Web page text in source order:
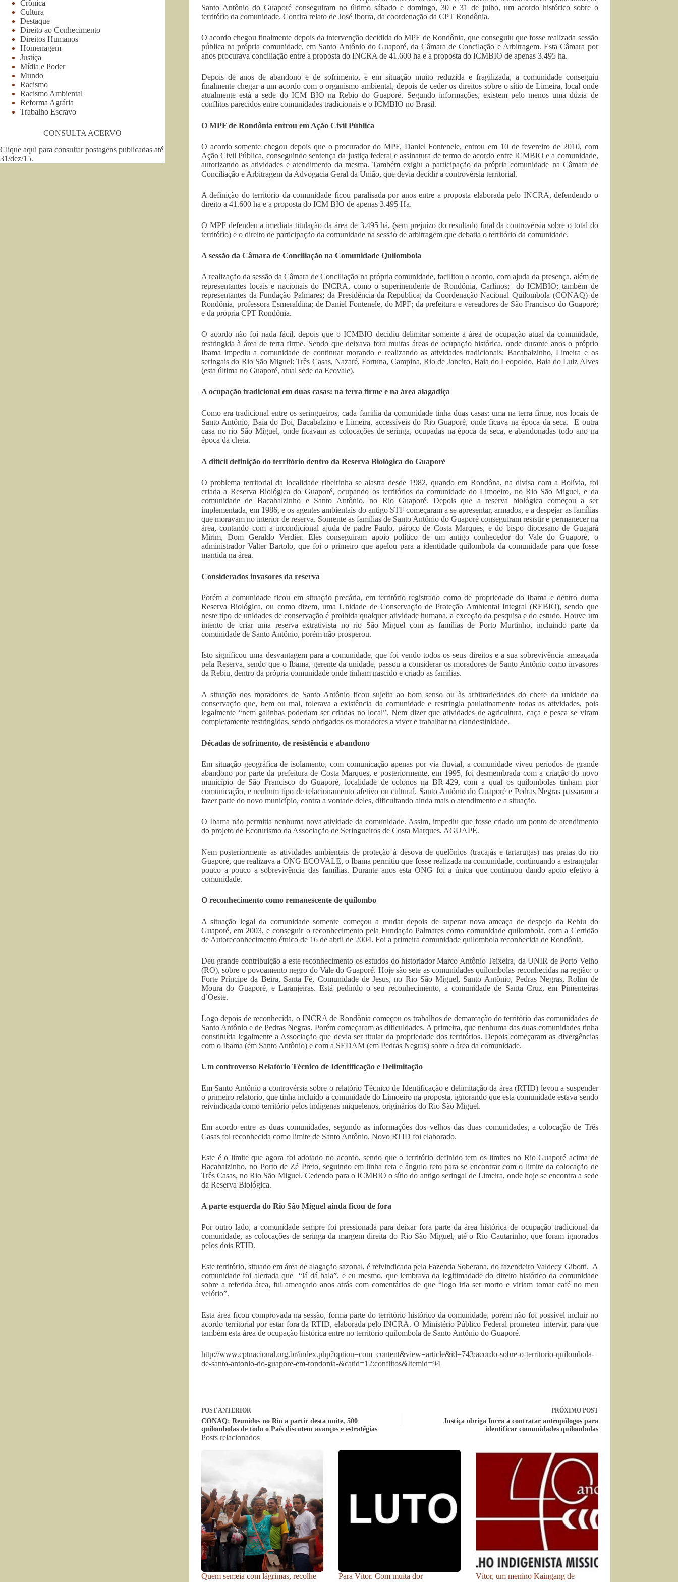
Santo Antônio do Guaporé conseguiram no último sábado e domingo, 30 e 31 de julho, um acordo histórico sobre o
território da comunidade. Confira relato de José Iborra, da coordenação da CPT Rondônia.
O acordo chegou finalmente depois da intervenção decidida do MPF de Rondônia, que conseguiu que fosse realizada sessão
pública na própria comunidade, em Santo Antônio do Guaporé, da Câmara de Concilação e Arbitragem. Esta Câmara por
anos procurava conciliação entre a proposta do INCRA de 41.600 ha e a proposta do ICMBIO de apenas 3.495 ha.
Depois de anos de abandono e de sofrimento, e em situação muito reduzida e fragilizada, a comunidade conseguiu
finalmente chegar a um acordo com o organismo ambiental, depois de ceder os direitos sobre o sítio de Limeira, local onde
atualmente está a sede do ICM BIO na Rebio do Guaporé. Segundo informações, existem pelo menos uma dúzia de
conflitos parecidos entre comunidades tradicionais e o ICMBIO no Brasil.
O MPF de Rondônia entrou em Ação Civil Pública
O acordo somente chegou depois que o procurador do MPF, Daniel Fontenele, entrou em 10 de fevereiro de 2010, com
Ação Civil Pública, conseguindo sentença da justiça federal e assinatura de termo de acordo entre ICMBIO e a comunidade,
autorizando as atividades e atendimento da mesma. Também exigiu a participação da própria comunidade na Câmara de
Conciliação e Arbitragem da Advogacia Geral da União, que devia decidir a controvérsia territorial.
A definição do território da comunidade ficou paralisada por anos entre a proposta elaborada pelo INCRA, defendendo o
direito a 41.600 ha e a proposta do ICM BIO de apenas 3.495 Ha.
O MPF defendeu a imediata titulação da área de 3.495 há, (sem prejuízo do resultado final da controvérsia sobre o total do
território) e o direito de participação da comunidade na sessão de arbitragem que debatia o território da comunidade.
A sessão da Câmara de Conciliação na Comunidade Quilombola
A realização da sessão da Câmara de Conciliação na própria comunidade, facilitou o acordo, com ajuda da presença, além de
representantes locais e nacionais do INCRA, como o superinendente de Rondônia, Carlinos; do ICMBIO; também de
representantes da Fundação Palmares; da Presidência da República; da Coordenação Nacional Quilombola (CONAQ) de
Rondônia, professora Esmeraldina; de Daniel Fontenele, do MPF; da prefeitura e vereadores de São Francisco do Guaporé;
e da própria CPT Rondônia.
O acordo não foi nada fácil, depois que o ICMBIO decidiu delimitar somente a área de ocupação atual da comunidade,
restringida à área de terra firme. Sendo que deixava fora muitas áreas de ocupação histórica, onde durante anos o próprio
Ibama impediu a comunidade de continuar morando e realizando as atividades tradicionais: Bacabalzinho, Limeira e os
seringais do Rio São Miguel: Três Casas, Nazaré, Fortuna, Campina, Rio de Janeiro, Baia do Leopoldo, Baia do Luiz Alves
(esta última no Guaporé, atual sede da Ecovale).
A ocupação tradicional em duas casas: na terra firme e na área alagadiça
Como era tradicional entre os seringueiros, cada família da comunidade tinha duas casas: uma na terra firme, nos locais de
Santo Antônio, Baia do Boi, Bacabalzino e Limeira, accessíveis do Rio Guaporé, onde ficava na época da seca. E outra
casa no rio São Miguel, onde ficavam as colocações de seringa, ocupadas na época da seca, e abandonadas todo ano na
época da cheia.
A difícil definição do território dentro da Reserva Biológica do Guaporé
O problema territorial da localidade ribeirinha se alastra desde 1982, quando em Rondôna, na divisa com a Bolívia, foi
criada a Reserva Biológica do Guaporé, ocupando os territórios da comunidade do Limoeiro, no Rio São Miguel, e da
comunidade de Bacabalzinho e Santo Antônio, no Rio Guaporé. Depois que a reserva biológica começou a ser
implementada, em 1986, e os agentes ambientais do antigo STF começaram a se apresentar, armados, e a despejar as famílias
que moravam no interior de reserva. Somente as famílias de Santo Antônio do Guaporé conseguiram resistir e permanecer na
área, contando com a incondicional ajuda de padre Paulo, pároco de Costa Marques, e do bispo diocesano de Guajará
Mirim, Dom Geraldo Verdier. Eles conseguiram apoio político de um antigo conhecedor do Vale do Guaporé, o
administrador Valter Bartolo, que foi o primeiro que apelou para a identidade quilombola da comunidade para que fosse
mantida na área.
Considerados invasores da reserva
Porém a comunidade ficou em situação precária, em território registrado como de propriedade do Ibama e dentro duma
Reserva Biológica, ou como dizem, uma Unidade de Conservação de Proteção Ambiental Integral (REBIO), sendo que
neste tipo de unidades de conservação é proibida qualquer atividade humana, a exceção da pesquisa e do estudo. Houve um
intento de criar uma reserva extrativista no rio São Miguel com as famílias de Porto Murtinho, incluindo parte da
comunidade de Santo Antônio, porém não prosperou.
Isto significou uma desvantagem para a comunidade, que foi vendo todos os seus direitos e a sua sobrevivência ameaçada
pela Reserva, sendo que o Ibama, gerente da unidade, passou a considerar os moradores de Santo Antônio como invasores
da Rebiu, dentro da própria comunidade onde tinham nascido e criado as famílias.
A situação dos moradores de Santo Antônio ficou sujeita ao bom senso ou às arbitrariedades do chefe da unidade da
conservação que, bem ou mal, tolerava a existência da comunidade e restringia paulatinamente todas as atividades, pois
legalmente “nem galinhas poderiam ser criadas no local”. Nem dizer que atividades de agricultura, caça e pesca se viram
completamente restringidas, sendo obrigados os moradores a viver e trabalhar na clandestinidade.
Décadas de sofrimento, de resistência e abandono
Em situação geográfica de isolamento, com comunicação apenas por via fluvial, a comunidade viveu períodos de grande
abandono por parte da prefeitura de Costa Marques, e posteriormente, em 1995, foi desmembrada com a criação do novo
município de São Francisco do Guaporé, localidade de colonos na BR-429, com a qual os quilombolas tinham pior
comunicação, e nenhum tipo de relacionamento afetivo ou cultural. Santo Antônio do Guaporé e Pedras Negras passaram a
fazer parte do novo município, contra a vontade deles, dificultando ainda mais o atendimento e a situação.
O Ibama não permitia nenhuma nova atividade da comunidade. Assim, impediu que fosse criado um ponto de atendimento
do projeto de Ecoturismo da Associação de Seringueiros de Costa Marques, AGUAPÉ.
Nem posteriormente as atividades ambientais de proteção à desova de quelônios (tracajás e tartarugas) nas praias do rio
Guaporé, que realizava a ONG ECOVALE, o Ibama permitiu que fosse realizada na comunidade, continuando a estrangular
pouco a pouco a sobrevivência das famílias. Durante anos esta ONG foi a única que continuou dando apoio efetivo à
comunidade.
O reconhecimento como remanescente de quilombo
A situação legal da comunidade somente começou a mudar depois de superar nova ameaça de despejo da Rebiu do
Guaporé, em 2003, e conseguir o reconhecimento pela Fundação Palmares como comunidade quilombola, com a Certidão
de Autoreconhecimento étnico de 16 de abril de 2004. Foi a primeira comunidade quilombola reconhecida de Rondônia.
Deu grande contribuição a este reconhecimento os estudos do historiador Marco Antônio Teixeira, da UNIR de Porto Velho
(RO), sobre o povoamento negro do Vale do Guaporé. Hoje são sete as comunidades quilombolas reconhecidas na região: o
Forte Príncipe da Beira, Santa Fé, Comunidade de Jesus, no Rio São Miguel, Santo Antônio, Pedras Negras, Rolim de
Moura do Guaporé, e Laranjeiras. Está pedindo o seu reconhecimento, a comunidade de Santa Cruz, em Pimenteiras
d`Oeste.
Logo depois de reconhecida, o INCRA de Rondônia começou os trabalhos de demarcação do território das comunidades de
Santo Antônio e de Pedras Negras. Porém começaram as dificuldades. A primeira, que nenhuma das duas comunidades tinha
constituída legalmente a Associação que devia ser titular da propriedade dos territórios. Depois começaram as divergências
com o Ibama (em Santo Antônio) e com a SEDAM (em Pedras Negras) sobre a área da comunidade.
Um controverso Relatório Técnico de Identificação e Delimitação
Em Santo Antônio a controvérsia sobre o relatório Técnico de Identificação e delimitação da área (RTID) levou a suspender
o primeiro relatório, que tinha incluído a comunidade do Limoeiro na proposta, ignorando que esta comunidade estava sendo
reivindicada como território pelos indígenas miquelenos, originários do Rio São Miguel.
Em acordo entre as duas comunidades, segundo as informações dos velhos das duas comunidades, a colocação de Três
Casas foi reconhecida como limite de Santo Antônio. Novo RTID foi elaborado.
Este é o limite que agora foi adotado no acordo, sendo que o território definido tem os limites no Rio Guaporé acima de
Bacabalzinho, no Porto de Zé Preto, seguindo em linha reta e ângulo reto para se encontrar com o limite da colocação de
Três Casas, no Rio São Miguel. Cedendo para o ICMBIO o sítio do antigo seringal de Limeira, onde hoje se encontra a sede
da Reserva Biológica.
A parte esquerda do Rio São Miguel ainda ficou de fora
Por outro lado, a comunidade sempre foi pressionada para deixar fora parte da área histórica de ocupação tradicional da
comunidade, as colocações de seringa da margem direita do Rio São Miguel, até o Rio Cautarinho, que foram ignorados
pelos dois RTID.
Este território, situado em área de alagação sazonal, é reivindicada pela Fazenda Soberana, do fazendeiro Valdecy Gibotti. A
comunidade foi alertada que “lá dá bala”, e eu mesmo, que lembrava da legitimadade do direito histórico da comunidade
sobre a referida área, fui ameaçado anos atrás com comentários de que “logo iria ser morto e viriam tomar café no meu
velório”.
Esta área ficou comprovada na sessão, forma parte do território histórico da comunidade, porém não foi possível incluir no
acordo territorial por estar fora da RTID, elaborada pelo INCRA. O Ministério Público Federal prometeu intervir, para que
também esta área de ocupação histórica entre no território quilombola de Santo Antônio do Guaporé.
http://www.cptnacional.org.br/index.php?option=com_content&view=article&id=743:acordo-sobre-o-territorio-quilombola-
de-santo-antonio-do-guapore-em-rondonia-&catid=12:conflitos&Itemid=94
POSTANTERIOR
CONAQ: Reunidos no Rio a partir desta noite, 500
quilombolas de todo o País discutem avanços e estratégias
PRÓXIMO POST
Justiça obriga Incra a contratar antropólogos para
identificar comunidades quilombolas
Posts relacionados
Quem semeia com lágrimas, recolhe
Para Vítor. Com muita dor
Vítor, um menino Kaingang de
Crônica
Cultura
Destaque
Direito ao Conhecimento
Direitos Humanos
Homenagem
Justiça
Mídia e Poder
Mundo
Racismo
Racismo Ambiental
Reforma Agrária
Trabalho Escravo
CONSULTA ACERVO
Clique aqui para consultar postagens publicadas até
31/dez/15.